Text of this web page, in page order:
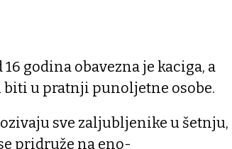
godina obavezna je kaciga, a
biti u pratnji punoljetne osobe.
sve zaljubljenike u šetnju,
pridruže na eno-